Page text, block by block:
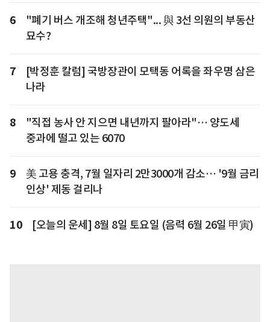
6
"폐기 버스 개조해 청년주택"... 與 3선 의원의 부동산
묘수?
7
[박정훈 칼럼] 국방장관이 모택동 어록을 좌우명 삼은
나라
8
"직접 농사 안 지으면 내년까지 팔아라"… 양도세
중과에 떨고 있는 6070
9
美 고용 충격, 7월 일자리 2만3000개 감소… '9월 금리
인상' 제동 걸리나
10 [오늘의 운세] 8월 8일 토요일 (음력 6월 26일 甲寅)